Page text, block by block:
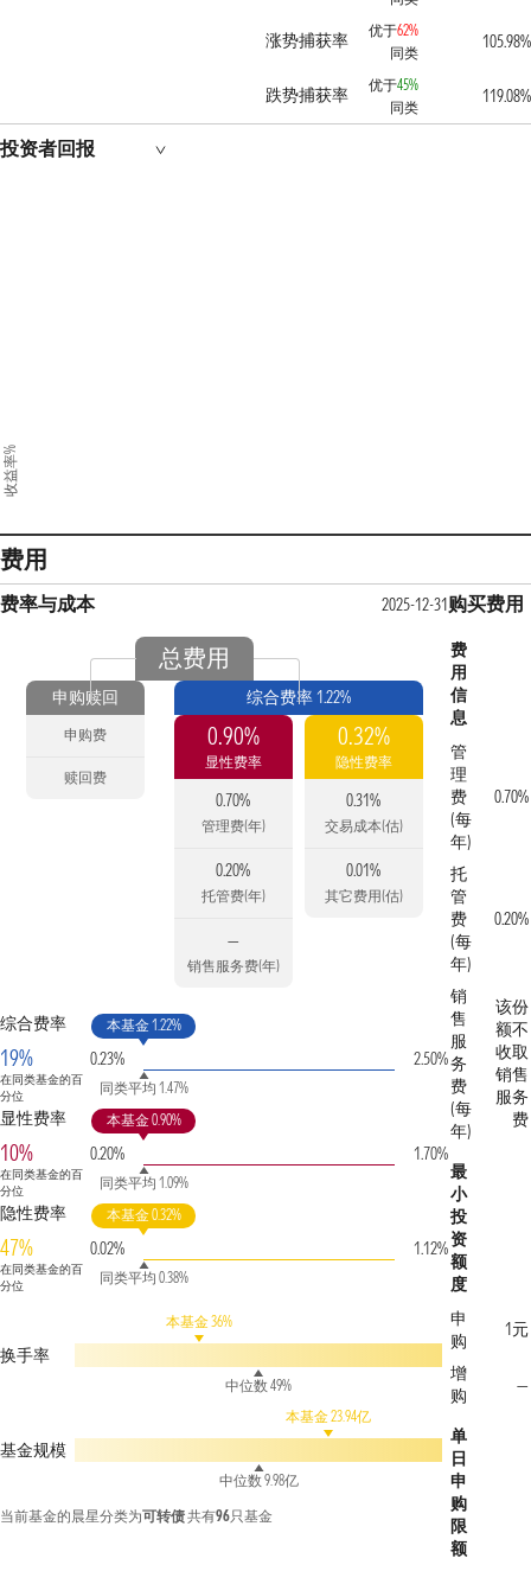
涨势捕获率 优于62%
同类
105.98%
跌势捕获率 优于45%
同类
119.08%
投资者回报
收益率%
费用
费率与成本 2025-12-31
总费用
申购赎回
申购费
赎回费
综合费率 1.22%
0.90%
显性费率
0.70%
管理费(年)
0.20%
托管费(年)
—
销售服务费(年)
0.32%
隐性费率
0.31%
交易成本(估)
0.01%
其它费用(估)
综合费率
19%
在同类基金的百
分位
0.23%
本基金 1.22%
同类平均 1.47%
2.50%
显性费率
10%
在同类基金的百
分位
0.20%
本基金 0.90%
同类平均 1.09%
1.70%
隐性费率
47%
在同类基金的百
分位
0.02%
本基金 0.32%
同类平均 0.38%
1.12%
换手率
本基金 36%
中位数 49%
基金规模
本基金 23.94亿
中位数 9.98亿
当前基金的晨星分类为可转债共有96只基金
购买费用
费
用
信
息
管
理
费
(每
年)
0.70%
托
管
费
(每
年)
0.20%
销
售
服
务
费
(每
年)
该份
额不
收取
销售
服务
费
最
小
投
资
额
度
申
购
1元
增
购
—
单
日
申
购
限
额